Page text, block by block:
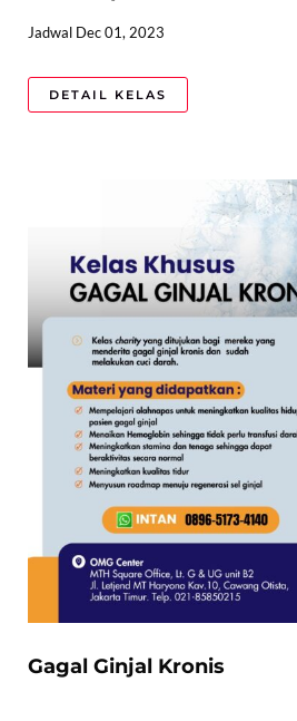
Jadwal Dec 01, 2023
DETAIL KELAS
Gagal Ginjal Kronis